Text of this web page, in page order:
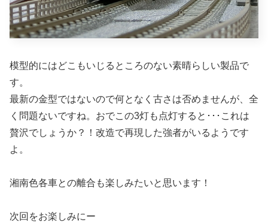
模型的にはどこもいじるところのない素晴らしい製品で
す。
最新の金型ではないので何となく古さは否めませんが、全
く問題ないですね。おでこの3灯も点灯すると･･･これは
贅沢でしょうか？！改造で再現した強者がいるようです
よ。
湘南色各車との離合も楽しみたいと思います！
次回をお楽しみにー